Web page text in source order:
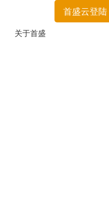
关于首盛
首盛云登陆